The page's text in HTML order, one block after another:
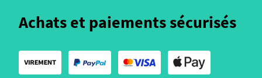
Achats et paiements sécurisés